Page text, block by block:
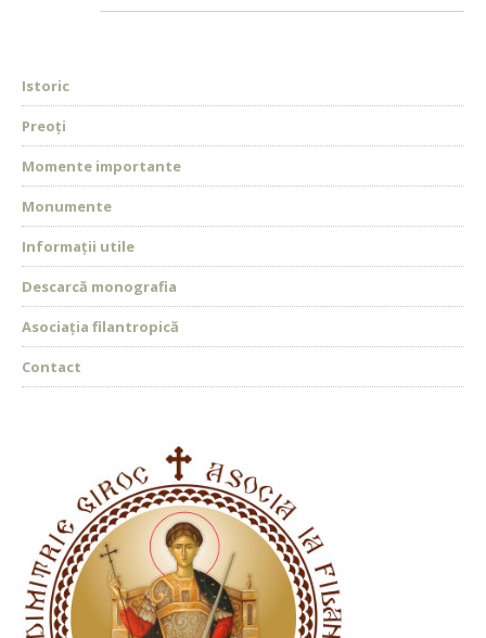
Istoric
Preoți
Momente importante
Monumente
Informații utile
Descarcă monografia
Asociația filantropică
Contact